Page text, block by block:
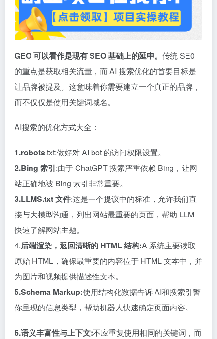
GEO 可以看作是现有 SEO 基础上的延申。 传统 SE0
的重点是获取相关流量，而 AI 搜索优化的首要目标是
让品牌被提及。这意味着你需要建立一个真正的品牌，
而不仅仅是使用关键词域名。
AI搜索的优化方式大全：
1.robots.txt:做好对 AI bot 的访问权限设置。
2.Bing 索引:由于 ChatGPT 搜索严重依赖 Bing，让网
站正确地被 Bing 索引非常重要。
3.LLMS.txt 文件:这是一个提议中的标准，允许我们直
接与大模型沟通，列出网站最重要的页面，帮助 LLM
快速了解网站主题。
4.后端渲染，返回清晰的 HTML 结构:A 系统主要读取
原始 HTML，确保最重要的内容位于 HTML 文本中，并
为图片和视频提供描述性文本。
5.Schema Markup:使用结构化数据告诉 AI和搜索引警
你呈现的信息类型，帮助机器人快速确定页面内容。
6.语义丰富性与上下文:不应重复使用相同的关键词，而